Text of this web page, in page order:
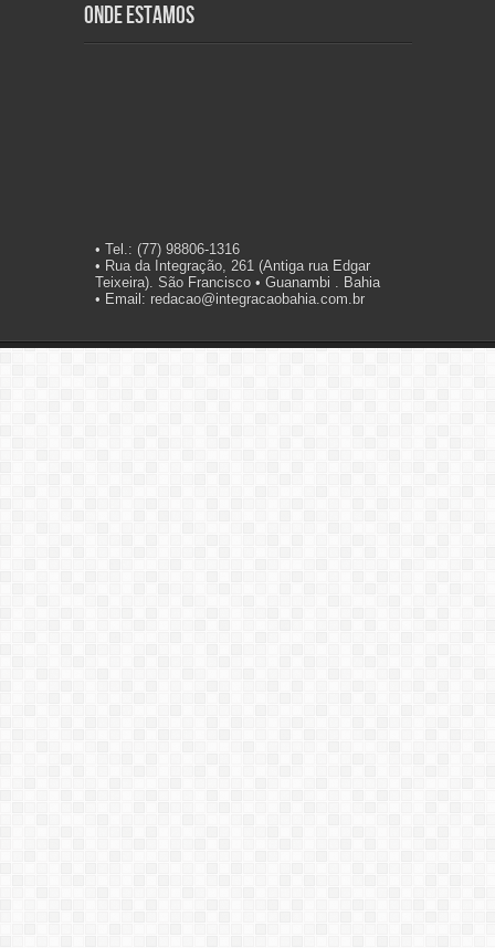
Onde Estamos
• Tel.: (77) 98806-1316
• Rua da Integração, 261 (Antiga rua Edgar
Teixeira). São Francisco • Guanambi . Bahia
• Email: redacao@integracaobahia.com.br